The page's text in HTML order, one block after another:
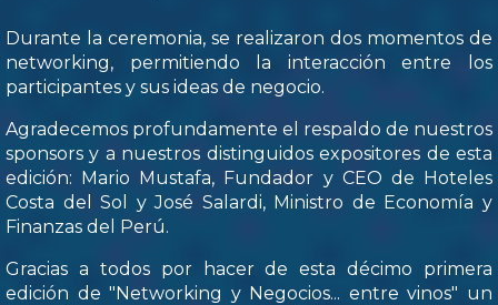
Durante la ceremonia, se realizaron dos momentos de
networking, permitiendo la interacción entre los
participantes y sus ideas de negocio.
Agradecemos profundamente el respaldo de nuestros
sponsors y a nuestros distinguidos expositores de esta
edición: Mario Mustafa, Fundador y CEO de Hoteles
Costa del Sol y José Salardi, Ministro de Economía y
Finanzas del Perú.
Gracias a todos por hacer de esta décimo primera
edición de "Networking y Negocios... entre vinos" un